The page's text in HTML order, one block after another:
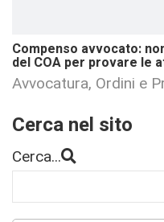
Compenso avvocato:
del COA per provare le
Avvocatura, Ordini e
Cerca nel sito
Cerca...